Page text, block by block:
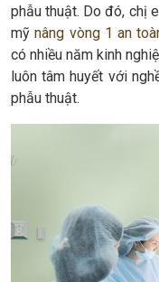
phẫu thuật. Do đó, chị
mỹnâng vòng 1 an
có nhiều năm kinh
luôn tâm huyết với
phẫu thuật.